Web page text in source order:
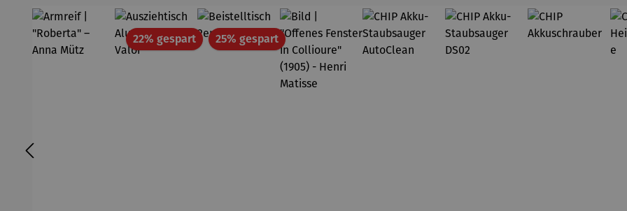
22% gespartRabatt25% gespartRabatt